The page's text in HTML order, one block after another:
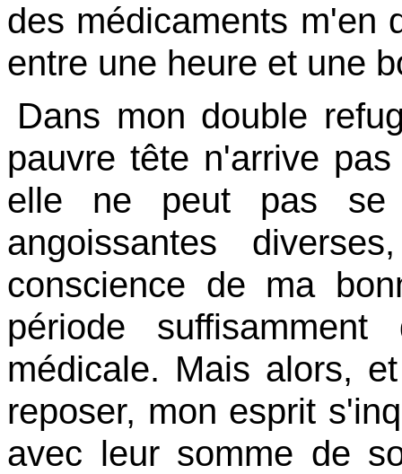
des médicaments m'en
entre une heure et une
Dans mon double
pauvre tête n'arrive
elle ne peut pas se
angoissantes
conscience de ma
période
médicale. Mais alors,
reposer, mon esprit
avec leur somme de